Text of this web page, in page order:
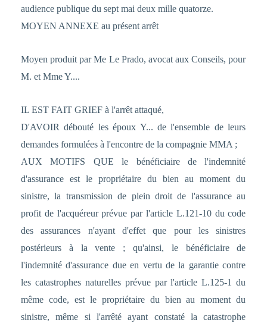
audience publique du sept mai deux mille quatorze.
MOYEN ANNEXE au présent arrêt
Moyen produit par Me Le Prado, avocat aux Conseils, pour
M. et Mme Y....
IL EST FAIT GRIEF à l'arrêt attaqué,
D'AVOIR débouté les époux Y... de l'ensemble de leurs
demandes formulées à l'encontre de la compagnie MMA ;
AUX MOTIFS QUE le bénéficiaire de l'indemnité
d'assurance est le propriétaire du bien au moment du
sinistre, la transmission de plein droit de l'assurance au
profit de l'acquéreur prévue par l'article L.121-10 du code
des assurances n'ayant d'effet que pour les sinistres
postérieurs à la vente ; qu'ainsi, le bénéficiaire de
l'indemnité d'assurance due en vertu de la garantie contre
les catastrophes naturelles prévue par l'article L.125-1 du
même code, est le propriétaire du bien au moment du
sinistre, même si l'arrêté ayant constaté la catastrophe